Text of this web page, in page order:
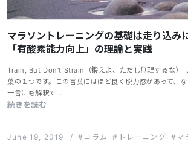
マラソントレーニングの基礎は走り込み
「有酸素能力向上」の理論と実践
Train, But Don't Strain（鍛えよ、ただし無理するな）
葉の１つです。この言葉にはほど良く脱力感があって、
一言にも解釈で…
続きを読む
June 19, 2019 / コラム トレーニング マ